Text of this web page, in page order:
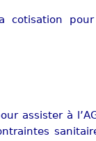
assister à